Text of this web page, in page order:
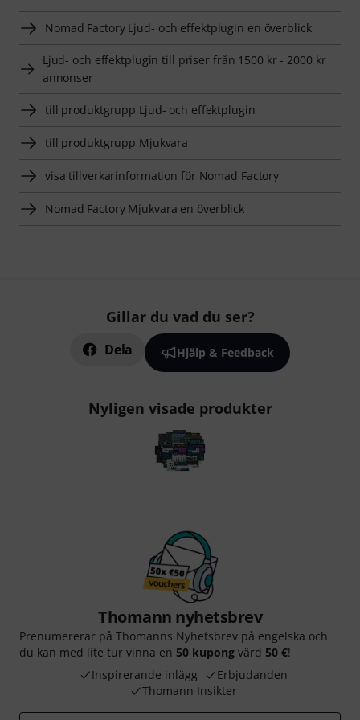
Nomad Factory Ljud- och effektplugin en överblick
Ljud- och effektplugin till priser från 1500 kr - 2000 kr
annonser
till produktgrupp Ljud- och effektplugin
till produktgrupp Mjukvara
visa tillverkarinformation för Nomad Factory
Nomad Factory Mjukvara en överblick
Gillar du vad du ser?
Dela Hjälp & Feedback
Nyligen visade produkter
Thomann nyhetsbrev
Prenumererar på Thomanns Nyhetsbrev på engelska och
du kan med lite tur vinna en 50 kupong värd 50 €!
Inspirerande inlägg
Erbjudanden
Thomann Insikter